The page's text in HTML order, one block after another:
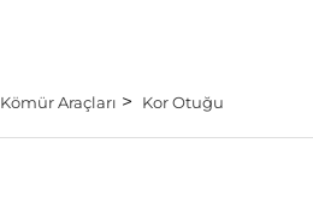
Kömür Araçları > Kor Otuğu